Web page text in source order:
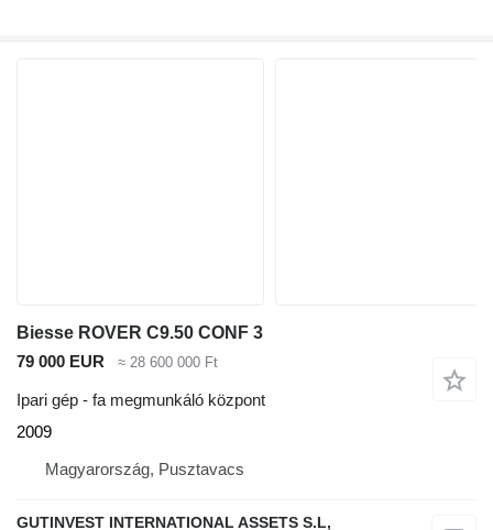
Biesse ROVER C9.50 CONF 3
79 000 EUR
≈ 28 600 000 Ft
Ipari gép - fa megmunkáló központ
2009
Magyarország, Pusztavacs
GUTINVEST INTERNATIONAL ASSETS S.L,